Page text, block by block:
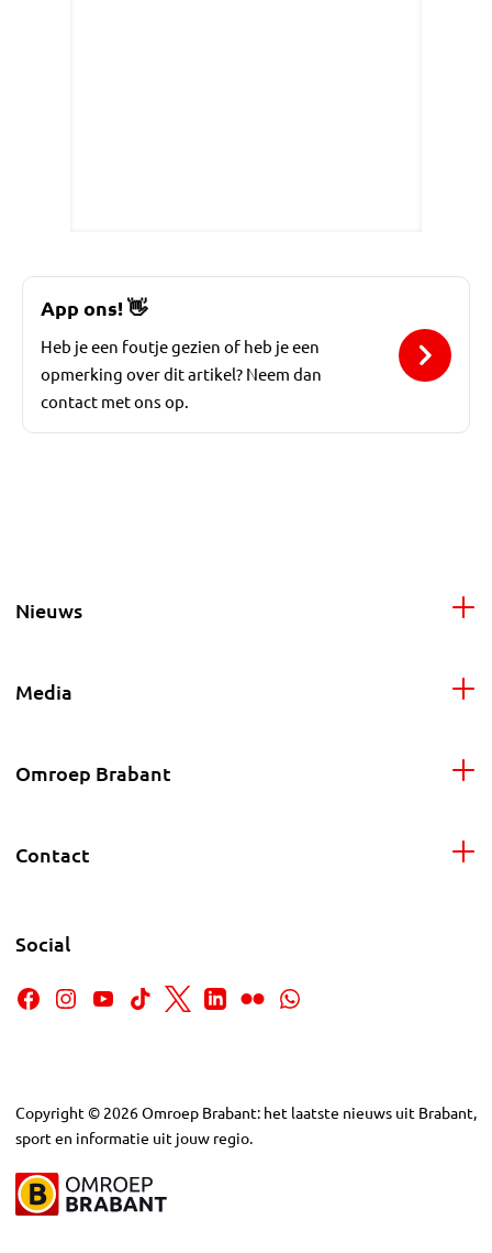
App ons!👋
Heb je een foutje gezien of heb je een
opmerking over dit artikel? Neem dan
contact met ons op.
Nieuws
Media
Omroep Brabant
Contact
Social
Copyright © 2026Omroep Brabant: het laatste nieuws uit Brabant,
sport en informatie uit jouw regio.